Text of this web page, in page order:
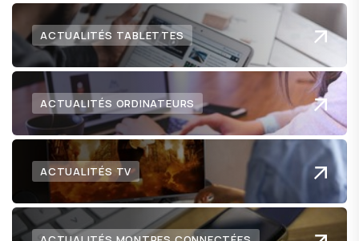
ACTUALITÉS TABLETTES
ACTUALITÉS ORDINATEURS
ACTUALITÉS TV